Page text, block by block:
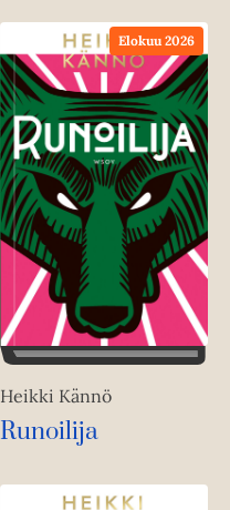
Elokuu 2026
Heikki Kännö
Runoilija